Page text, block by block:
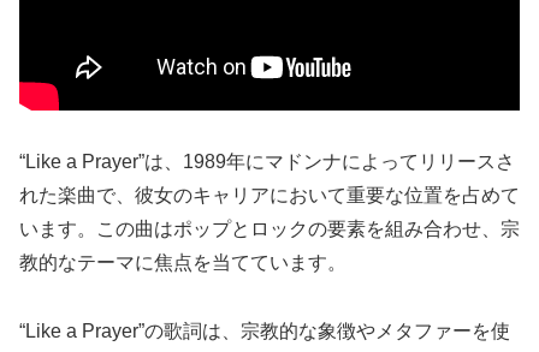
“Like a Prayer”は、1989年にマドンナによってリリースさ
れた楽曲で、彼女のキャリアにおいて重要な位置を占めて
います。この曲はポップとロックの要素を組み合わせ、宗
教的なテーマに焦点を当てています。
“Like a Prayer”の歌詞は、宗教的な象徴やメタファーを使